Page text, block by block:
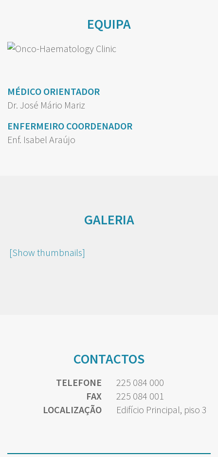
EQUIPA
MÉDICO ORIENTADOR
Dr. José Mário Mariz
ENFERMEIRO COORDENADOR
Enf. Isabel Araújo
GALERIA
[Show thumbnails]
CONTACTOS
TELEFONE
225 084 000
FAX
225 084 001
LOCALIZAÇÃO
Edifício Principal, piso 3